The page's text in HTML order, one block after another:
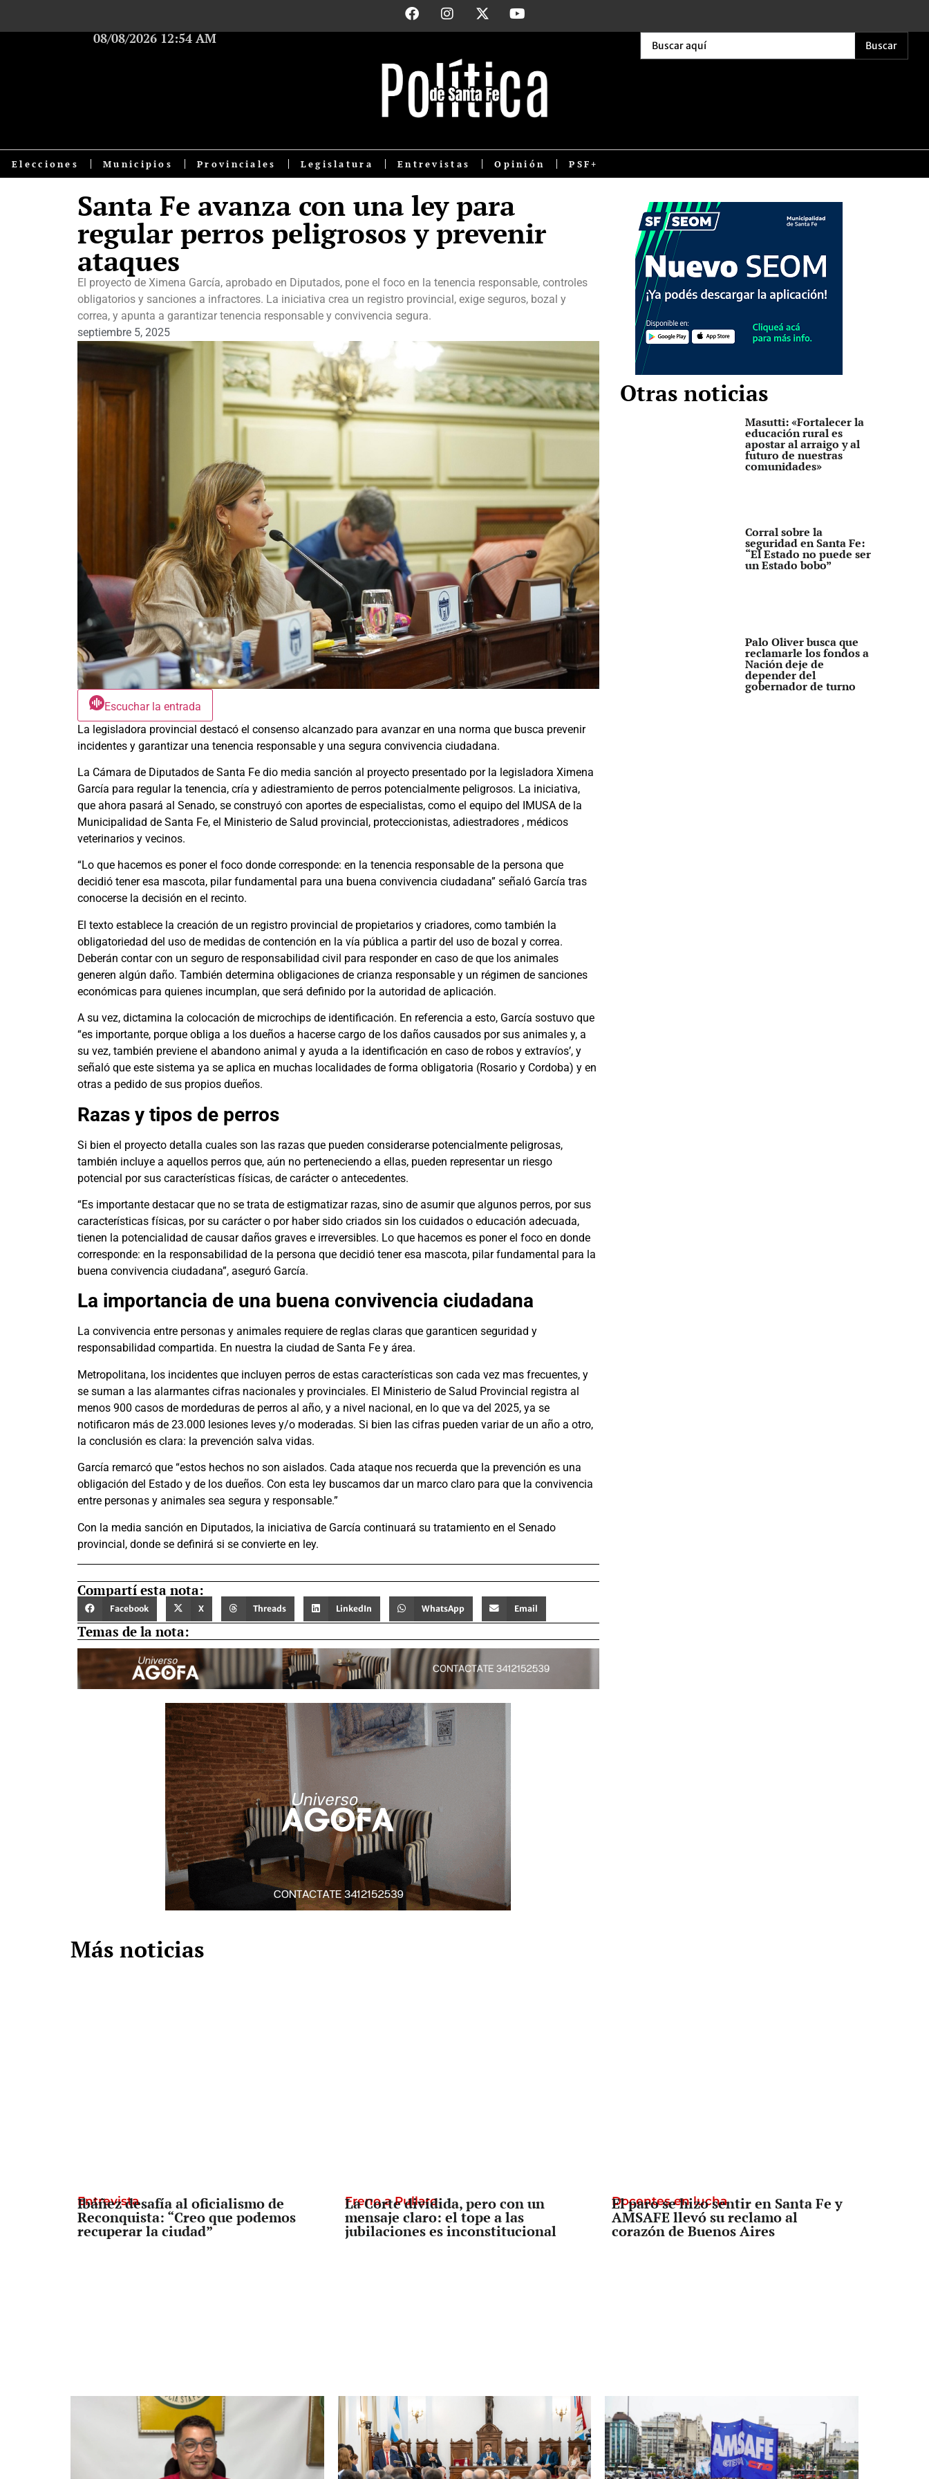
08/08/2026 12:54 AM Buscar
Elecciones Municipios Provinciales Legislatura Entrevistas Opinión PSF+
Santa Fe avanza con una ley para
regular perros peligrosos y prevenir
ataques
El proyecto de Ximena García, aprobado en Diputados, pone el foco en la tenencia responsable, controles
obligatorios y sanciones a infractores. La iniciativa crea un registro provincial, exige seguros, bozal y
correa, y apunta a garantizar tenencia responsable y convivencia segura.
septiembre 5, 2025
Escuchar la entrada
La legisladora provincial destacó el consenso alcanzado para avanzar en una norma que busca prevenir
incidentes y garantizar una tenencia responsable y una segura convivencia ciudadana.
La Cámara de Diputados de Santa Fe dio media sanción al proyecto presentado por la legisladora Ximena
García para regular la tenencia, cría y adiestramiento de perros potencialmente peligrosos. La iniciativa,
que ahora pasará al Senado, se construyó con aportes de especialistas, como el equipo del IMUSA de la
Municipalidad de Santa Fe, el Ministerio de Salud provincial, proteccionistas, adiestradores , médicos
veterinarios y vecinos.
“Lo que hacemos es poner el foco donde corresponde: en la tenencia responsable de la persona que
decidió tener esa mascota, pilar fundamental para una buena convivencia ciudadana” señaló García tras
conocerse la decisión en el recinto.
El texto establece la creación de un registro provincial de propietarios y criadores, como también la
obligatoriedad del uso de medidas de contención en la vía pública a partir del uso de bozal y correa.
Deberán contar con un seguro de responsabilidad civil para responder en caso de que los animales
generen algún daño. También determina obligaciones de crianza responsable y un régimen de sanciones
económicas para quienes incumplan, que será definido por la autoridad de aplicación.
A su vez, dictamina la colocación de microchips de identificación. En referencia a esto, García sostuvo que
“es importante, porque obliga a los dueños a hacerse cargo de los daños causados por sus animales y, a
su vez, también previene el abandono animal y ayuda a la identificación en caso de robos y extravíos’, y
señaló que este sistema ya se aplica en muchas localidades de forma obligatoria (Rosario y Cordoba) y en
otras a pedido de sus propios dueños.
Razas y tipos de perros
Si bien el proyecto detalla cuales son las razas que pueden considerarse potencialmente peligrosas,
también incluye a aquellos perros que, aún no perteneciendo a ellas, pueden representar un riesgo
potencial por sus características físicas, de carácter o antecedentes.
“Es importante destacar que no se trata de estigmatizar razas, sino de asumir que algunos perros, por sus
características físicas, por su carácter o por haber sido criados sin los cuidados o educación adecuada,
tienen la potencialidad de causar daños graves e irreversibles. Lo que hacemos es poner el foco en donde
corresponde: en la responsabilidad de la persona que decidió tener esa mascota, pilar fundamental para la
buena convivencia ciudadana”, aseguró García.
La importancia de una buena convivencia ciudadana
La convivencia entre personas y animales requiere de reglas claras que garanticen seguridad y
responsabilidad compartida. En nuestra la ciudad de Santa Fe y área.
Metropolitana, los incidentes que incluyen perros de estas características son cada vez mas frecuentes, y
se suman a las alarmantes cifras nacionales y provinciales. El Ministerio de Salud Provincial registra al
menos 900 casos de mordeduras de perros al año, y a nivel nacional, en lo que va del 2025, ya se
notificaron más de 23.000 lesiones leves y/o moderadas. Si bien las cifras pueden variar de un año a otro,
la conclusión es clara: la prevención salva vidas.
García remarcó que “estos hechos no son aislados. Cada ataque nos recuerda que la prevención es una
obligación del Estado y de los dueños. Con esta ley buscamos dar un marco claro para que la convivencia
entre personas y animales sea segura y responsable.”
Con la media sanción en Diputados, la iniciativa de García continuará su tratamiento en el Senado
provincial, donde se definirá si se convierte en ley.
Compartí esta nota:
Facebook X Threads LinkedIn WhatsApp Email
Temas de la nota:
Otras noticias
Masutti: «Fortalecer la
educación rural es
apostar al arraigo y al
futuro de nuestras
comunidades»
Corral sobre la
seguridad en Santa Fe:
“El Estado no puede ser
un Estado bobo”
Palo Oliver busca que
reclamarle los fondos a
Nación deje de
depender del
gobernador de turno
Más noticias
Entrevista
Ibáñez desafía al oficialismo de
Reconquista: “Creo que podemos
recuperar la ciudad”
Freno a Pullaro
La Corte dividida, pero con un
mensaje claro: el tope a las
jubilaciones es inconstitucional
Docentes en lucha
El paro se hizo sentir en Santa Fe y
AMSAFE llevó su reclamo al
corazón de Buenos Aires